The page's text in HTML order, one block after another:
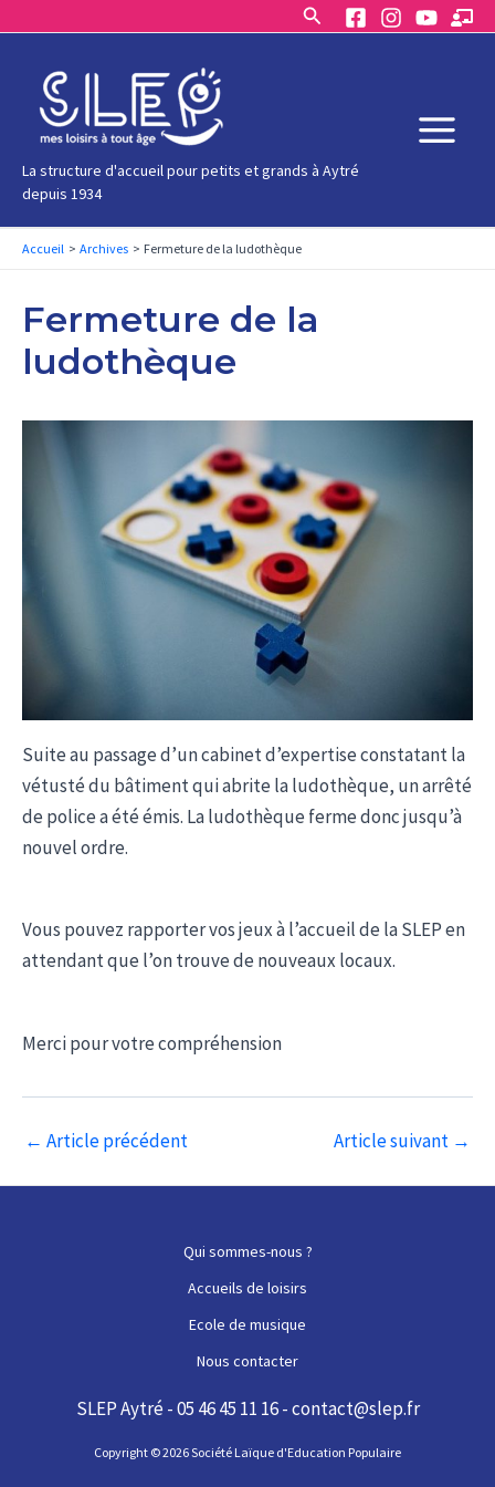
contenu
Rechercher
La structure d'accueil pour petits et grands à Aytré
depuis 1934
Main
Accueil Archives Fermeture de la ludothèque
Fermeture de la
ludothèque
Suite au passage d’un cabinet d’expertise constatant la
vétusté du bâtiment qui abrite la ludothèque, un arrêté
de police a été émis. La ludothèque ferme donc jusqu’à
nouvel ordre.
Vous pouvez rapporter vos jeux à l’accueil de la SLEP en
attendant que l’on trouve de nouveaux locaux.
Merci pour votre compréhension
Navigation
← Article précédent Article suivant →
Qui sommes-nous ?
Accueils de loisirs
Ecole de musique
Nous contacter
SLEP Aytré - 05 46 45 11 16 - contact@slep.fr
Copyright © 2026 Société Laïque d'Education Populaire